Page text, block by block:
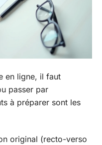
en ligne, il faut
passer par
à préparer sont les
original (recto-verso